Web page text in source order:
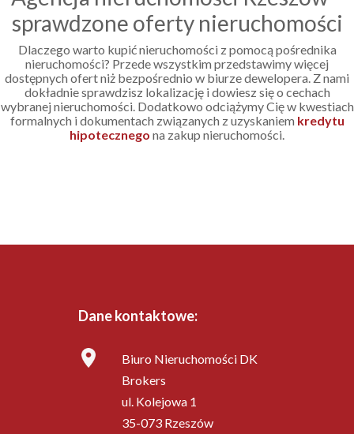
sprawdzone oferty nieruchomości
Dlaczego warto kupić nieruchomości z pomocą pośrednika
nieruchomości? Przede wszystkim przedstawimy więcej
dostępnych ofert niż bezpośrednio w biurze dewelopera. Z nami
dokładnie sprawdzisz lokalizację i dowiesz się o cechach
wybranej nieruchomości. Dodatkowo odciążymy Cię w kwestiach
formalnych i dokumentach związanych z uzyskaniem kredytu
hipotecznego na zakup nieruchomości.
Dane kontaktowe:
Biuro Nieruchomości DK
Brokers
ul. Kolejowa 1
35-073 Rzeszów